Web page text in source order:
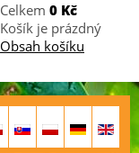
Celkem 0 Kč
Košík je prázdný
Obsah košíku